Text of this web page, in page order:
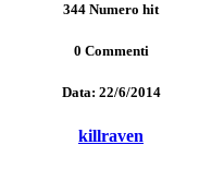
344 Numero hit
0 Commenti
Data: 22/6/2014
killraven